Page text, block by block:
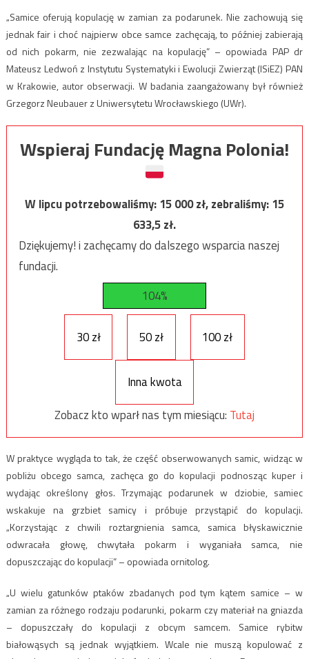
„Samice oferują kopulację w zamian za podarunek. Nie zachowują się
jednak fair i choć najpierw obce samce zachęcają, to później zabierają
od nich pokarm, nie zezwalając na kopulację” – opowiada PAP dr
Mateusz Ledwoń z Instytutu Systematyki i Ewolucji Zwierząt (ISiEZ) PAN
w Krakowie, autor obserwacji. W badania zaangażowany był również
Grzegorz Neubauer z Uniwersytetu Wrocławskiego (UWr).
Wspieraj Fundację Magna Polonia!
W lipcu potrzebowaliśmy:15 000zł, zebraliśmy:15
633,5zł.
Dziękujemy! i zachęcamy do dalszego wsparcia naszej
fundacji.
104%
30 zł 50 zł 100 zł
Inna kwota
Zobacz kto wparł nas tym miesiącu: Tutaj
W praktyce wygląda to tak, że część obserwowanych samic, widząc w
pobliżu obcego samca, zachęca go do kopulacji podnosząc kuper i
wydając określony głos. Trzymając podarunek w dziobie, samiec
wskakuje na grzbiet samicy i próbuje przystąpić do kopulacji.
„Korzystając z chwili roztargnienia samca, samica błyskawicznie
odwracała głowę, chwytała pokarm i wyganiała samca, nie
dopuszczając do kopulacji” – opowiada ornitolog.
„U wielu gatunków ptaków zbadanych pod tym kątem samice – w
zamian za różnego rodzaju podarunki, pokarm czy materiał na gniazda
– dopuszczały do kopulacji z obcym samcem. Samice rybitw
białowąsych są jednak wyjątkiem. Wcale nie muszą kopulować z